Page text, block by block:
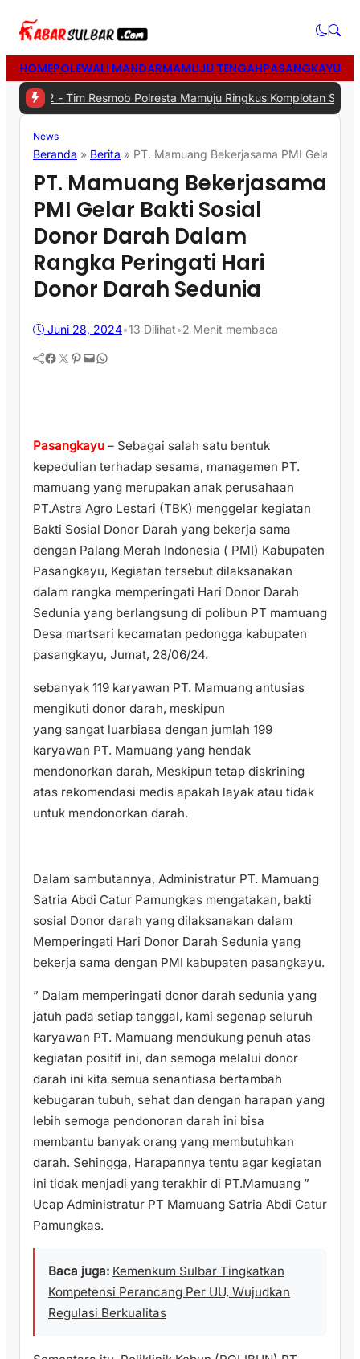
HOMEPOLEWALI MANDARMAMUJU TENGAHPASANGKAYU
Tim Resmob Polresta Mamuju Ringkus Komplotan Spesialis
News
Beranda » Berita » PT. Mamuang Bekerjasama PMI Gelar
PT. Mamuang Bekerjasama
PMI Gelar Bakti Sosial
Donor Darah Dalam
Rangka Peringati Hari
Donor Darah Sedunia
Juni 28, 2024•13 Dilihat•2 Menit membaca
Facebook Twitter Pinterest Mail WhatsApp
Pasangkayu – Sebagai salah satu bentuk
kepedulian terhadap sesama, managemen PT.
mamuang yang merupakan anak perusahaan
PT.Astra Agro Lestari (TBK) menggelar kegiatan
Bakti Sosial Donor Darah yang bekerja sama
dengan Palang Merah Indonesia ( PMI) Kabupaten
Pasangkayu, Kegiatan tersebut dilaksanakan
dalam rangka memperingati Hari Donor Darah
Sedunia yang berlangsung di polibun PT mamuang
Desa martsari kecamatan pedongga kabupaten
pasangkayu, Jumat, 28/06/24.
sebanyak 119 karyawan PT. Mamuang antusias
mengikuti donor darah, meskipun
yang sangat luarbiasa dengan jumlah 199
karyawan PT. Mamuang yang hendak
mendonorkan darah, Meskipun tetap diskrining
atas rekomendasi medis apakah layak atau tidak
untuk mendonorkan darah.
Dalam sambutannya, Administratur PT. Mamuang
Satria Abdi Catur Pamungkas mengatakan, bakti
sosial Donor darah yang dilaksanakan dalam
Memperingati Hari Donor Darah Sedunia yang
bekerja sama dengan PMI kabupaten pasangkayu.
” Dalam memperingati donor darah sedunia yang
jatuh pada setiap tanggal, kami segenap seluruh
karyawan PT. Mamuang mendukung penuh atas
kegiatan positif ini, dan semoga melalui donor
darah ini kita semua senantiasa bertambah
kebugaran tubuh, sehat dan dengan harapan yang
lebih semoga pendonoran darah ini bisa
membantu banyak orang yang membutuhkan
darah. Sehingga, Harapannya tentu agar kegiatan
ini tidak menjadi yang terakhir di PT.Mamuang ”
Ucap Administratur PT Mamuang Satria Abdi Catur
Pamungkas.
Baca juga: Kemenkum Sulbar Tingkatkan
Kompetensi Perancang Per UU, Wujudkan
Regulasi Berkualitas